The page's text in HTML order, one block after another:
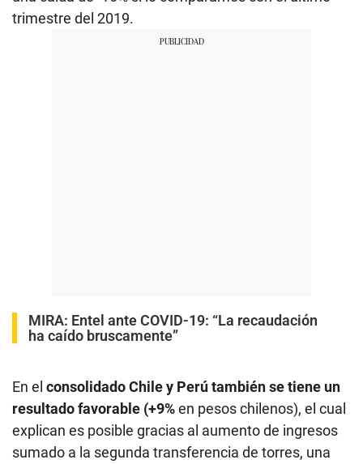
trimestre del 2019.
MIRA: Entel ante COVID-19: “La recaudación
ha caído bruscamente”
En el consolidado Chile y Perú también se tiene un
resultado favorable (+9%en pesos chilenos), el cual
explican es posible gracias al aumento de ingresos
sumado a la segunda transferencia de torres, una